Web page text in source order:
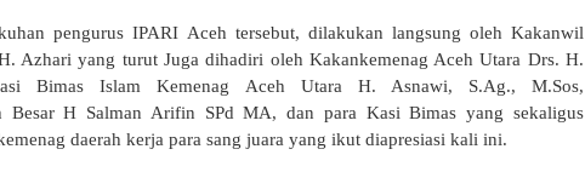
pengurus IPARI Aceh tersebut, dilakukan langsung oleh Kakanwil
Azhari yang turut Juga dihadiri oleh Kakankemenag Aceh Utara Drs. H.
Bimas Islam Kemenag Aceh Utara H. Asnawi, S.Ag., M.Sos,
Besar H Salman Arifin SPd MA, dan para Kasi Bimas yang sekaligus
daerah kerja para sang juara yang ikut diapresiasi kali ini.